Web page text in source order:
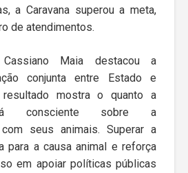
a Caravana superou a meta,
de atendimentos.
Maia destacou a
conjunta entre Estado e
resultado mostra o quanto a
consciente sobre a
seus animais. Superar a
para a causa animal e reforça
em apoiar políticas públicas